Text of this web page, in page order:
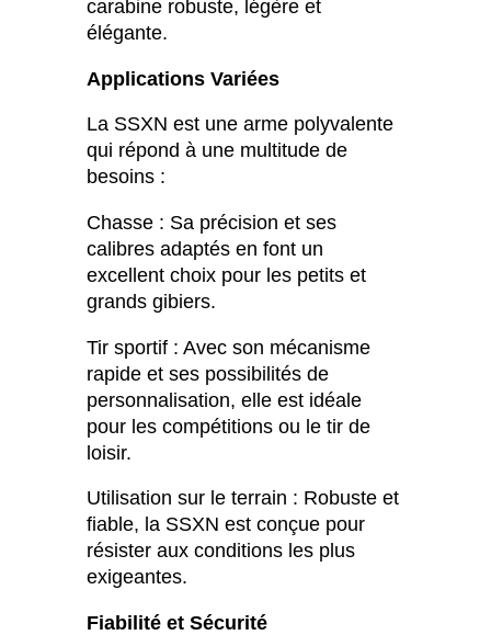
carabine robuste, légère et
élégante.
Applications Variées
La SSXN est une arme polyvalente
qui répond à une multitude de
besoins :
Chasse : Sa précision et ses
calibres adaptés en font un
excellent choix pour les petits et
grands gibiers.
Tir sportif : Avec son mécanisme
rapide et ses possibilités de
personnalisation, elle est idéale
pour les compétitions ou le tir de
loisir.
Utilisation sur le terrain : Robuste et
fiable, la SSXN est conçue pour
résister aux conditions les plus
exigeantes.
Fiabilité et Sécurité